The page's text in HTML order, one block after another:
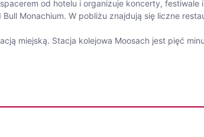
od hotelu i organizuje koncerty,
Monachium. W pobliżu znajdują się liczne
miejską. Stacja kolejowa Moosach jest pięć